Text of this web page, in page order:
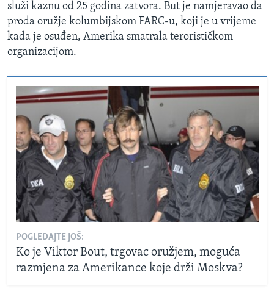
služi kaznu od 25 godina zatvora. But je namjeravao da
proda oružje kolumbijskom FARC-u, koji je u vrijeme
kada je osuđen, Amerika smatrala terorističkom
organizacijom.
POGLEDAJTE JOŠ:
Ko je Viktor Bout, trgovac oružjem, moguća
razmjena za Amerikance koje drži Moskva?